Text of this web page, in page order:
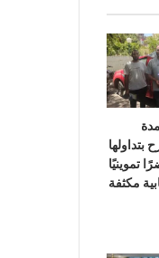
بتداولها
محضرًا تموينيًا
مكثفة